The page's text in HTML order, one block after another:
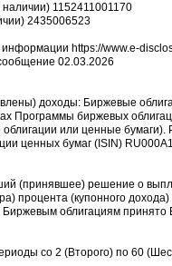
1152411001170
2435006523
https://www.e-
02.03.2026
доходы: Биржевые
Программы биржевых
или ценные бумаги).
ценных бумаг (ISIN)
(принявшее) решение о
процента (купонного
облигациям
со 2 (Второго) по 60